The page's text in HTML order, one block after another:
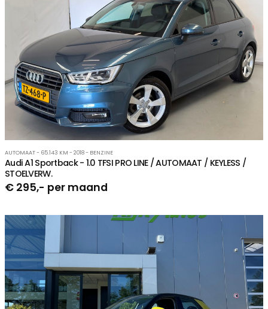
AUTOMAAT - 65.143 KM - 2018 - BENZINE
Audi A1 Sportback - 1.0 TFSI PRO LINE / AUTOMAAT / KEYLESS /
STOELVERW.
€ 295,- per maand